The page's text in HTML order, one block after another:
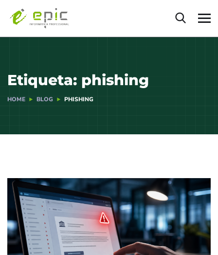
Etiqueta: phishing
HOME BLOG PHISHING